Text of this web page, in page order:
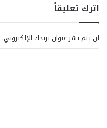
اترك تعليقاً
لن يتم نشر عنوان بريدك الإلكتروني.